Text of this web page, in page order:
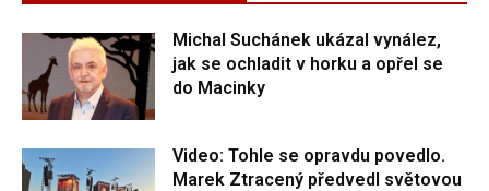
Michal Suchánek ukázal vynález,
jak se ochladit v horku a opřel se
do Macinky
Video: Tohle se opravdu povedlo.
Marek Ztracený předvedl světovou